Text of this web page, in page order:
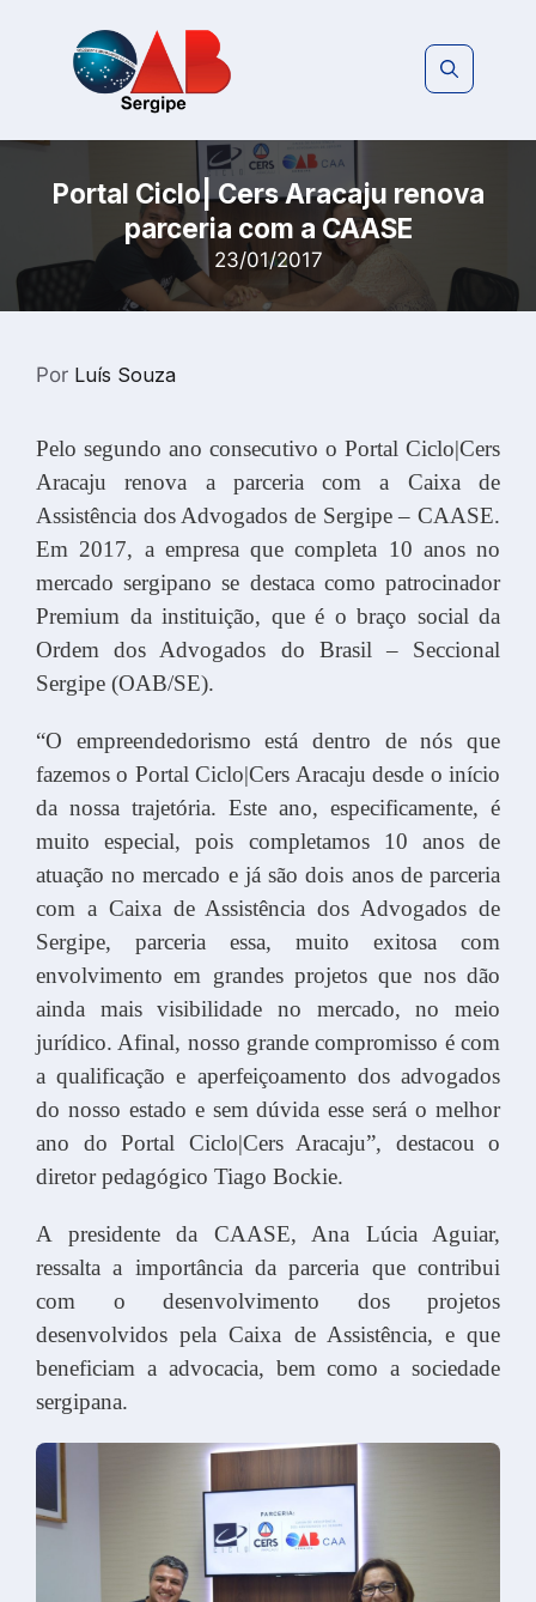
Portal Ciclo| Cers Aracaju renova
parceria com a CAASE
23/01/2017
Por Luís Souza
Pelo segundo ano consecutivo o Portal Ciclo|Cers
Aracaju renova a parceria com a Caixa de
Assistência dos Advogados de Sergipe – CAASE.
Em 2017, a empresa que completa 10 anos no
mercado sergipano se destaca como patrocinador
Premium da instituição, que é o braço social da
Ordem dos Advogados do Brasil – Seccional
Sergipe (OAB/SE).
“O empreendedorismo está dentro de nós que
fazemos o Portal Ciclo|Cers Aracaju desde o início
da nossa trajetória. Este ano, especificamente, é
muito especial, pois completamos 10 anos de
atuação no mercado e já são dois anos de parceria
com a Caixa de Assistência dos Advogados de
Sergipe, parceria essa, muito exitosa com
envolvimento em grandes projetos que nos dão
ainda mais visibilidade no mercado, no meio
jurídico. Afinal, nosso grande compromisso é com
a qualificação e aperfeiçoamento dos advogados
do nosso estado e sem dúvida esse será o melhor
ano do Portal Ciclo|Cers Aracaju”, destacou o
diretor pedagógico Tiago Bockie.
A presidente da CAASE, Ana Lúcia Aguiar,
ressalta a importância da parceria que contribui
com o desenvolvimento dos projetos
desenvolvidos pela Caixa de Assistência, e que
beneficiam a advocacia, bem como a sociedade
sergipana.